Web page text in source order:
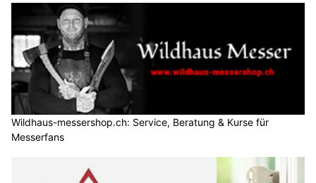
Wildhaus-messershop.ch: Service, Beratung & Kurse für
Messerfans